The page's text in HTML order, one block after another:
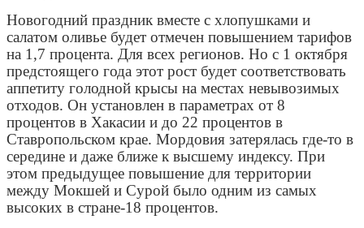
Новогодний праздник вместе с хлопушками и
салатом оливье будет отмечен повышением тарифов
на 1,7 процента. Для всех регионов. Но с 1 октября
предстоящего года этот рост будет соответствовать
аппетиту голодной крысы на местах невывозимых
отходов. Он установлен в параметрах от 8
процентов в Хакасии и до 22 процентов в
Ставропольском крае. Мордовия затерялась где-то в
середине и даже ближе к высшему индексу. При
этом предыдущее повышение для территории
между Мокшей и Сурой было одним из самых
высоких в стране-18 процентов.